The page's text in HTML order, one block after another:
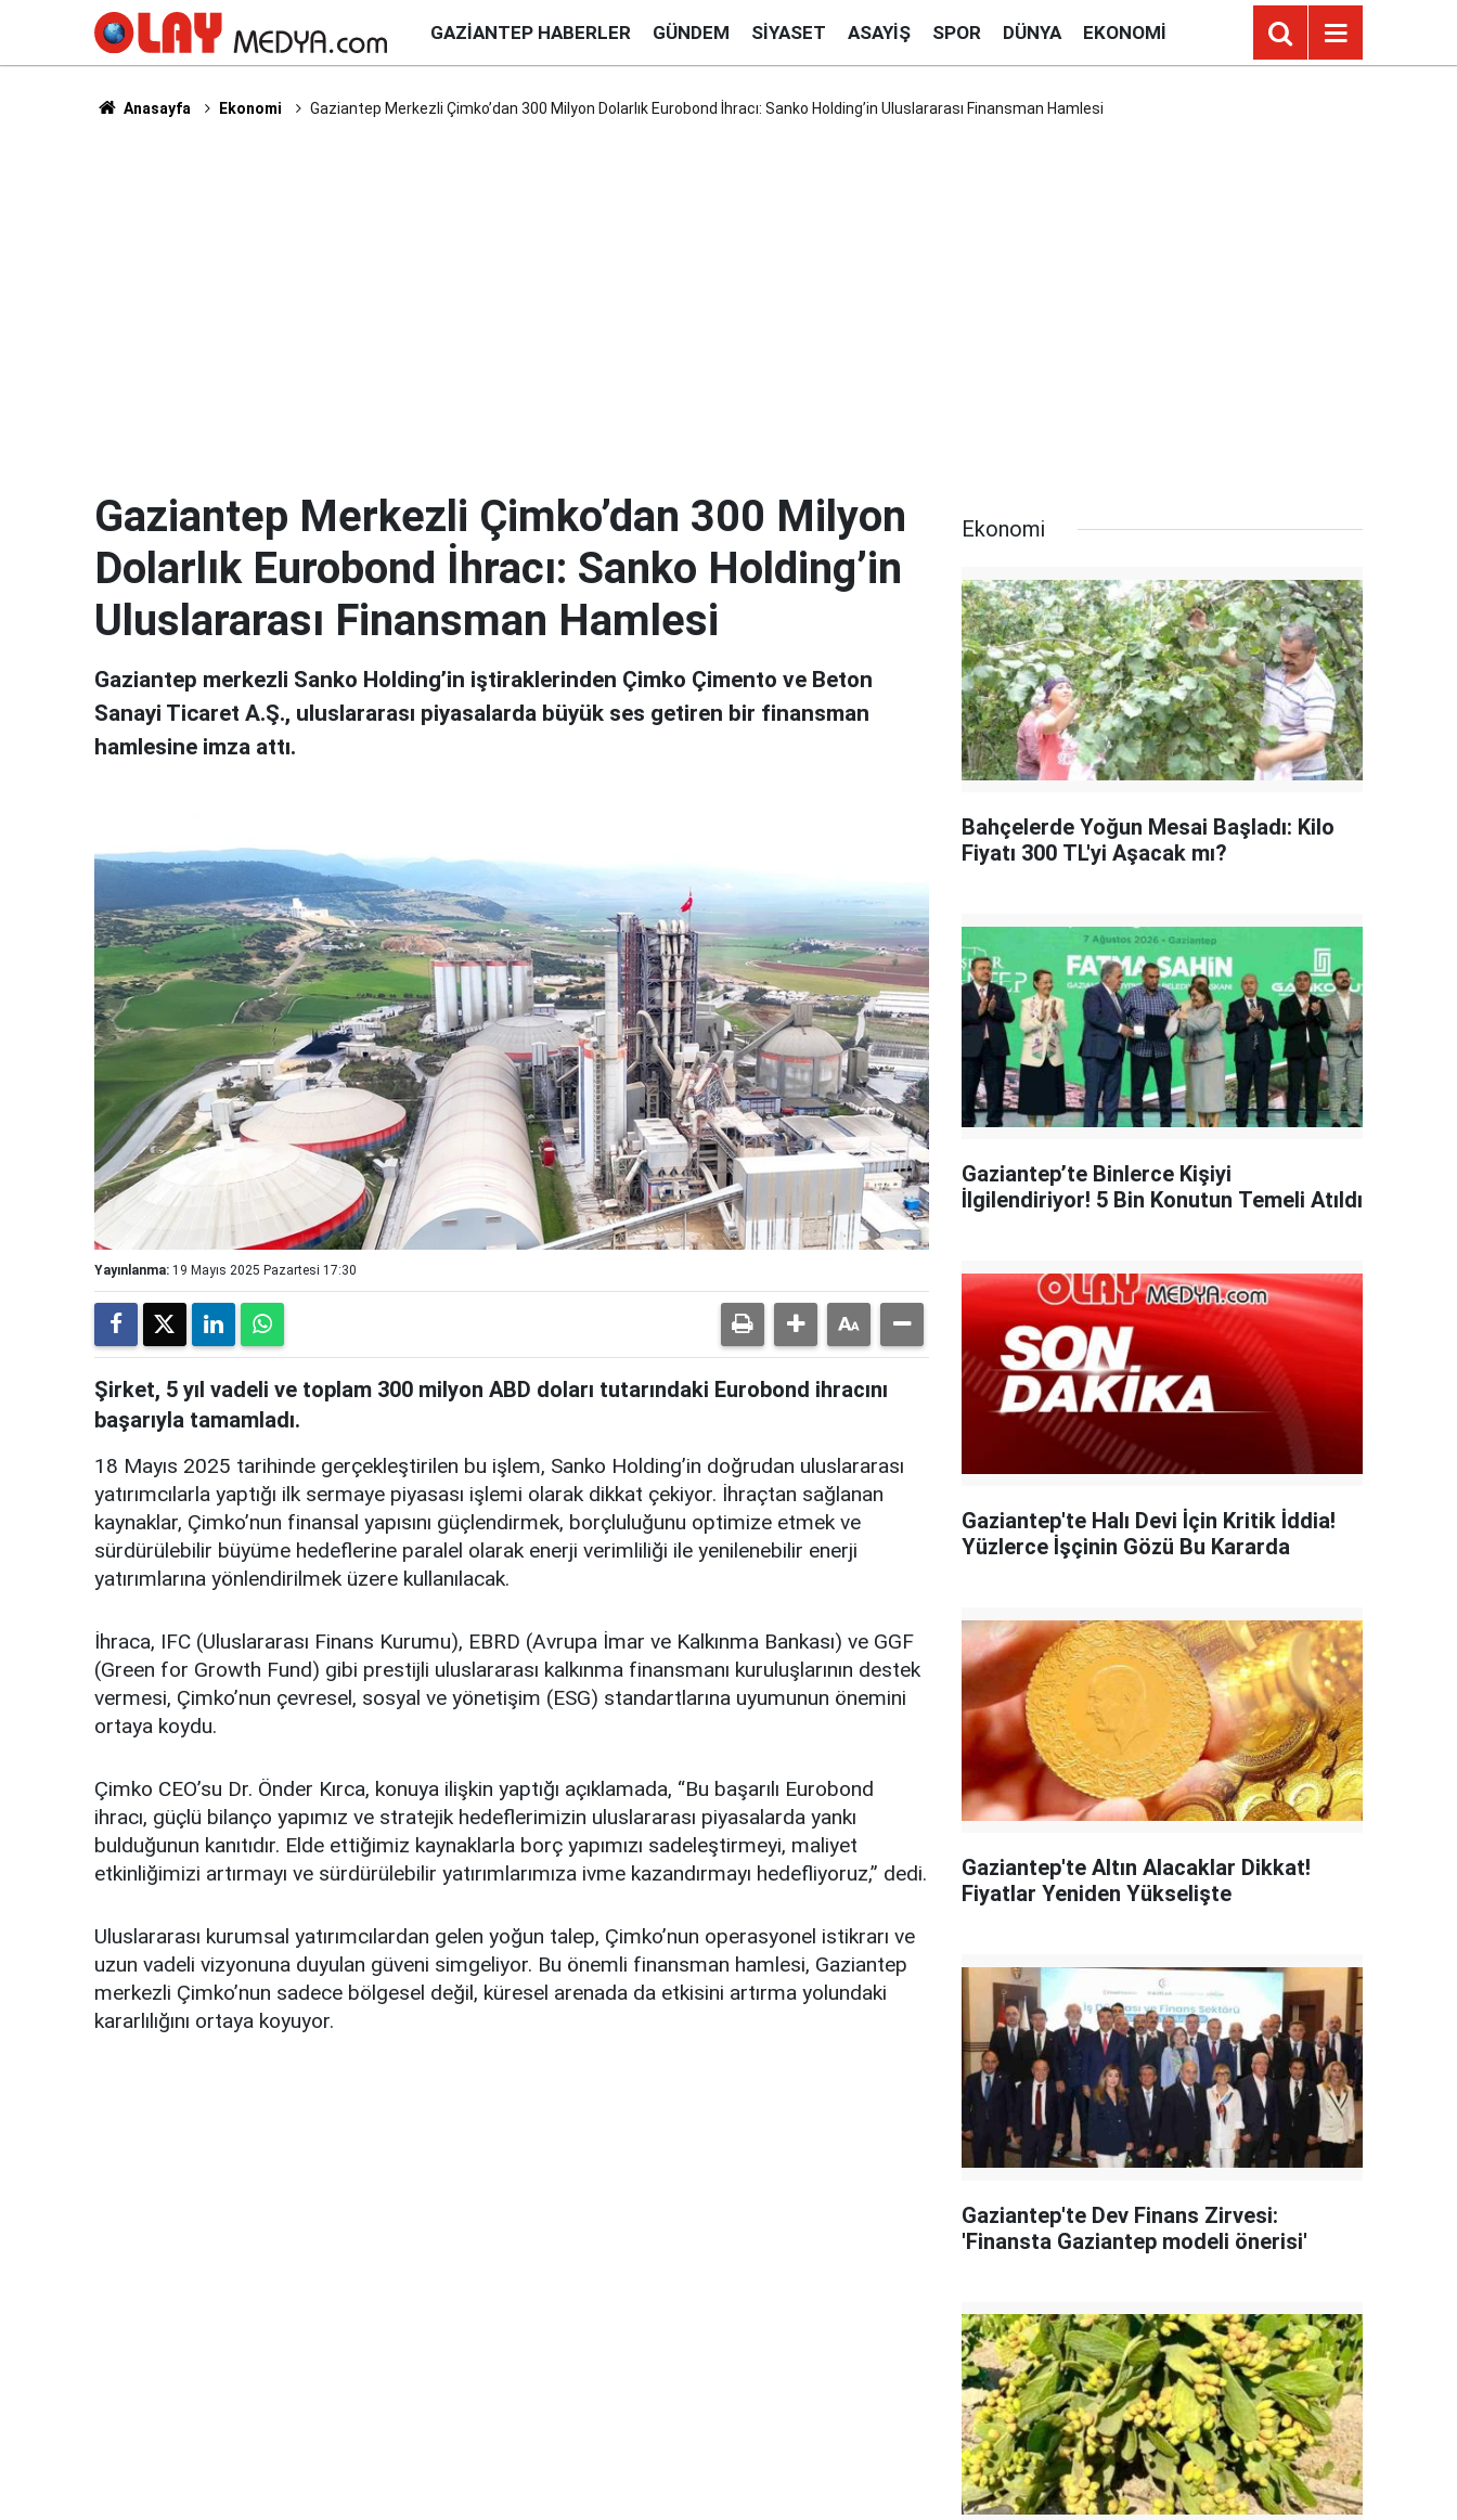
GAZIANTEP HABERLER GÜNDEM SIYASET ASAYIŞ SPOR DÜNYA EKONOMI
Anasayfa Ekonomi Gaziantep Merkezli Çimko’dan 300 Milyon Dolarlık Eurobond İhracı: Sanko Holding’in Uluslararası Finansman Hamlesi
Gaziantep Merkezli Çimko’dan 300 Milyon
Dolarlık Eurobond İhracı: Sanko Holding’in
Uluslararası Finansman Hamlesi
Gaziantep merkezli Sanko Holding’in iştiraklerinden Çimko Çimento ve Beton
Sanayi Ticaret A.Ş., uluslararası piyasalarda büyük ses getiren bir finansman
hamlesine imza attı.
Yayınlanma: 19 Mayıs 2025 Pazartesi 17:30
Şirket, 5 yıl vadeli ve toplam 300 milyon ABD doları tutarındaki Eurobond ihracını
başarıyla tamamladı.
18 Mayıs 2025 tarihinde gerçekleştirilen bu işlem, Sanko Holding’in doğrudan uluslararası
yatırımcılarla yaptığı ilk sermaye piyasası işlemi olarak dikkat çekiyor. İhraçtan sağlanan
kaynaklar, Çimko’nun finansal yapısını güçlendirmek, borçluluğunu optimize etmek ve
sürdürülebilir büyüme hedeflerine paralel olarak enerji verimliliği ile yenilenebilir enerji
yatırımlarına yönlendirilmek üzere kullanılacak.
İhraca, IFC (Uluslararası Finans Kurumu), EBRD (Avrupa İmar ve Kalkınma Bankası) ve GGF
(Green for Growth Fund) gibi prestijli uluslararası kalkınma finansmanı kuruluşlarının destek
vermesi, Çimko’nun çevresel, sosyal ve yönetişim (ESG) standartlarına uyumunun önemini
ortaya koydu.
Çimko CEO’su Dr. Önder Kırca, konuya ilişkin yaptığı açıklamada, “Bu başarılı Eurobond
ihracı, güçlü bilanço yapımız ve stratejik hedeflerimizin uluslararası piyasalarda yankı
bulduğunun kanıtıdır. Elde ettiğimiz kaynaklarla borç yapımızı sadeleştirmeyi, maliyet
etkinliğimizi artırmayı ve sürdürülebilir yatırımlarımıza ivme kazandırmayı hedefliyoruz,” dedi.
Uluslararası kurumsal yatırımcılardan gelen yoğun talep, Çimko’nun operasyonel istikrarı ve
uzun vadeli vizyonuna duyulan güveni simgeliyor. Bu önemli finansman hamlesi, Gaziantep
merkezli Çimko’nun sadece bölgesel değil, küresel arenada da etkisini artırma yolundaki
kararlılığını ortaya koyuyor.
Ekonomi
Bahçelerde Yoğun Mesai Başladı: Kilo
Fiyatı 300 TL'yi Aşacak mı?
Gaziantep’te Binlerce Kişiyi
İlgilendiriyor! 5 Bin Konutun Temeli Atıldı
Gaziantep'te Halı Devi İçin Kritik İddia!
Yüzlerce İşçinin Gözü Bu Kararda
Gaziantep'te Altın Alacaklar Dikkat!
Fiyatlar Yeniden Yükselişte
Gaziantep'te Dev Finans Zirvesi:
'Finansta Gaziantep modeli önerisi'